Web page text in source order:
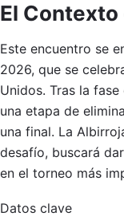
El
Este encuentro se
2026, que se
Unidos. Tras la
una etapa de
una final. La
desafío, buscará
en el torneo más
Datos clave